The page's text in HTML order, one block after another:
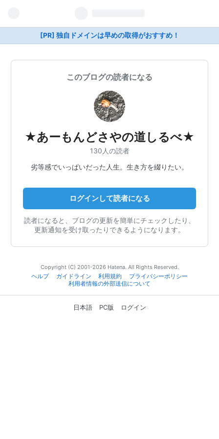
[PR] 独自ドメインは早めの取得がおすすめ！
このブログの読者になる
★あーもんどさやの道しるべ★
130人の読者
劣等感でいっぱいだった人生。生き方を綴りたい。
ログインして読者になる
読者になると、ブログの更新を簡単にチェックしたり、
更新通知を受け取ったりできるようになります。
Copyright (C) 2001-2026 Hatena. All Rights Reserved.
ヘルプ
ガイドライン 利用規約
プライバシーポリシー
利用者情報の外部送信について
日本語 PC版 ログイン